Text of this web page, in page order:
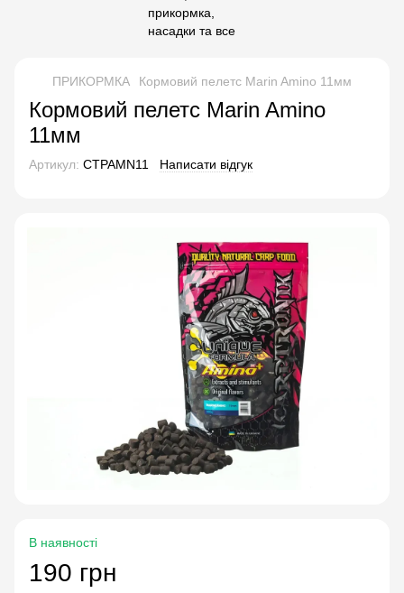
ПРИКОРМКА Кормовий пелетс Marin Amino 11мм
Кормовий пелетс Marin Amino
11мм
Артикул: CTPAMN11 Написати відгук
В наявності
190 грн